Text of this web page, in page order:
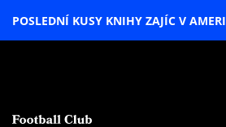
POSLEDNÍ KUSY KNIHY ZAJÍC V